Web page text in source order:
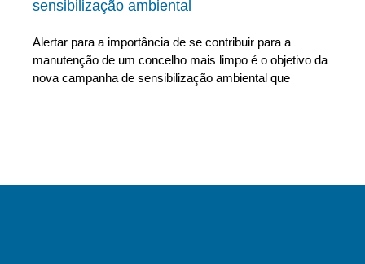
sensibilização ambiental
Alertar para a importância de se contribuir para a
manutenção de um concelho mais limpo é o objetivo da
nova campanha de sensibilização ambiental que